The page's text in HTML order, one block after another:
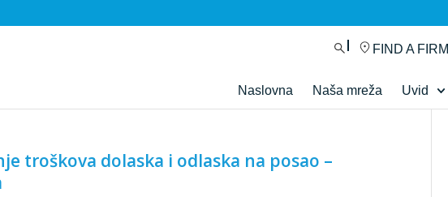
FIND A FIRM
Naslovna Naša mreža Uvid
troškova dolaska i odlaska na posao –